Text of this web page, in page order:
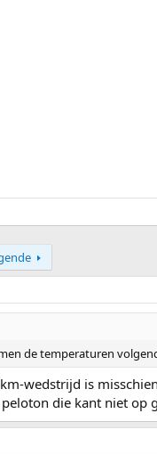
de temperaturen
wedstrijd is
die kant niet op